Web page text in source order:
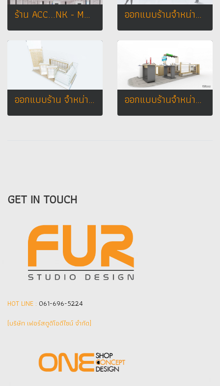
ร้าน ACC...NK - MOBILE ออกแบบร้านจำหน่ายมือถือ ร้าน Mobile 2
ออกแบบร้าน จำหน่ายอุปกรณ์มือถือ CT เทเลคอม ออกแบบร้านจำหน่ายมือถือ ร้าน TWZ by โคราชนวกิจ
GET IN TOUCH
HOT LINE : 061-696-5224
(บริษัท เฟอร์สตูดิโอดีไซน์ จำกัด]